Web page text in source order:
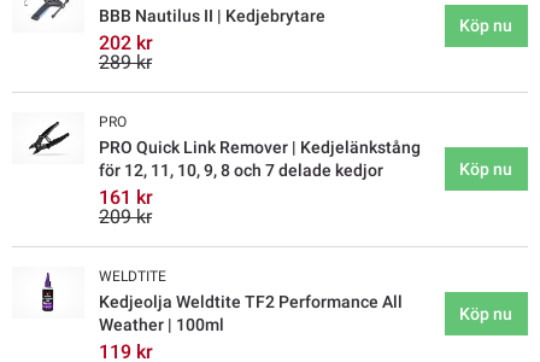
BBB Nautilus II | Kedjebrytare
202 kr
289 kr
Köp nu
PRO
PRO Quick Link Remover | Kedjelänkstång
för 12, 11, 10, 9, 8 och 7 delade kedjor
161 kr
209 kr
Köp nu
WELDTITE
Kedjeolja Weldtite TF2 Performance All
Weather | 100ml
119 kr
Köp nu